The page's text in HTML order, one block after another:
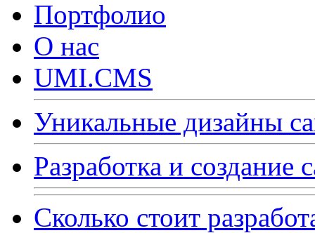
Портфолио
О нас
UMI.CMS
Уникальные дизайны
Разработка и создание
Сколько стоит